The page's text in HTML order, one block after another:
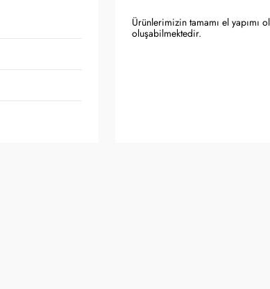
Ürünlerimizin tamamı el yapımı
oluşabilmektedir.